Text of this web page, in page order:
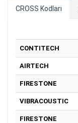
CROSS Kodları
CONTITECH
AIRTECH
FIRESTONE
VIBRACOUSTIC
FIRESTONE